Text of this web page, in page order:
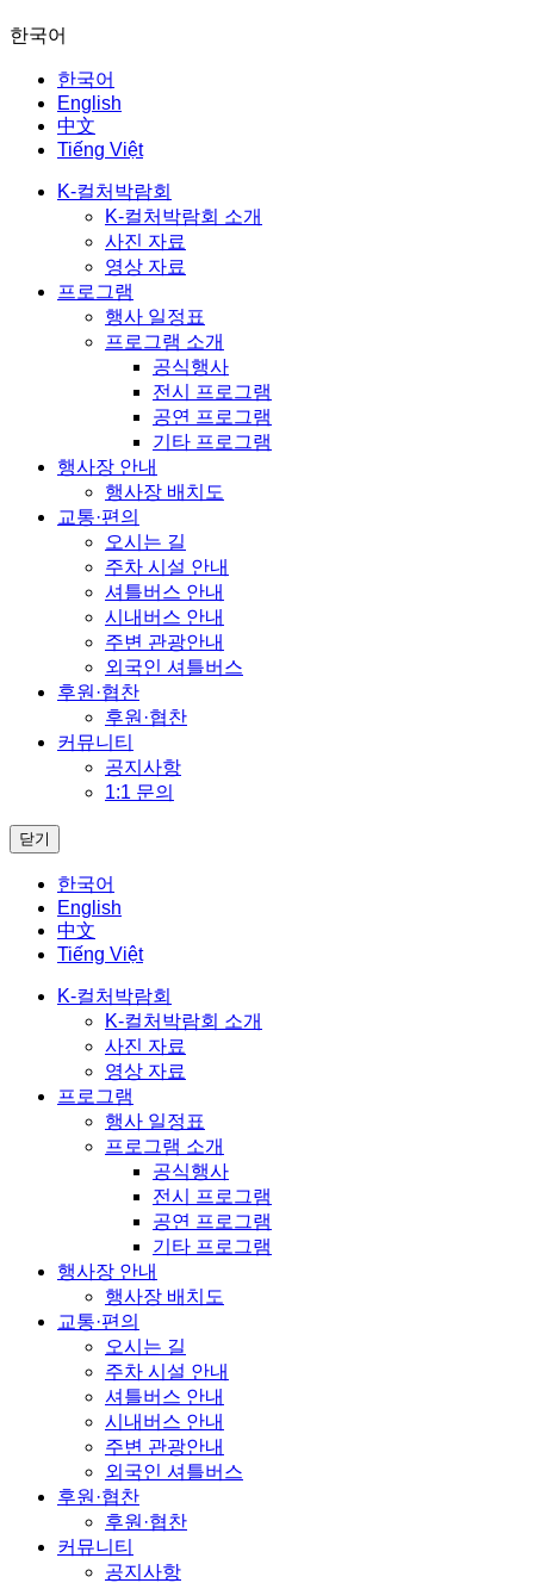
한국어
한국어
English
中文
Tiếng Việt
K-컬처박람회
K-컬처박람회 소개
사진 자료
영상 자료
프로그램
행사 일정표
프로그램 소개
공식행사
전시 프로그램
공연 프로그램
기타 프로그램
행사장 안내
행사장 배치도
교통·편의
오시는 길
주차 시설 안내
셔틀버스 안내
시내버스 안내
주변 관광안내
외국인 셔틀버스
후원·협찬
후원·협찬
커뮤니티
공지사항
1:1 문의
닫기
한국어
English
中文
Tiếng Việt
K-컬처박람회
K-컬처박람회 소개
사진 자료
영상 자료
프로그램
행사 일정표
프로그램 소개
공식행사
전시 프로그램
공연 프로그램
기타 프로그램
행사장 안내
행사장 배치도
교통·편의
오시는 길
주차 시설 안내
셔틀버스 안내
시내버스 안내
주변 관광안내
외국인 셔틀버스
후원·협찬
후원·협찬
커뮤니티
공지사항